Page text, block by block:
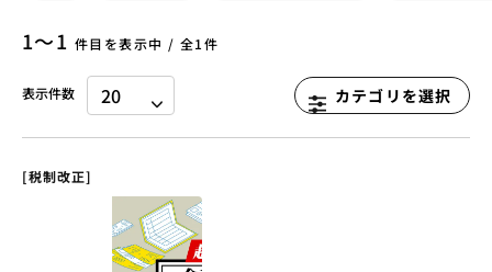
1〜1 件目を表示中 / 全1件
表示件数 カテゴリを選択
[税制改正]